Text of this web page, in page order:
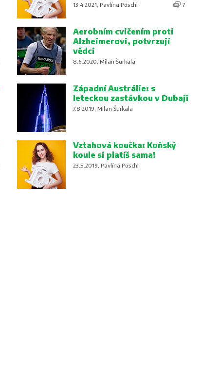
13.4.2021, Pavlína Pöschl 7
Aerobním cvičením proti
Alzheimerovi, potvrzují
vědci
8.6.2020, Milan Šurkala
Západní Austrálie: s
leteckou zastávkou v Dubaji
7.8.2019, Milan Šurkala
Vztahová koučka: Koňský
koule si platíš sama!
23.5.2019, Pavlína Pöschl